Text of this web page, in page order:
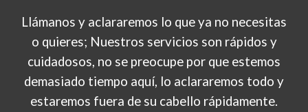
Llámanos y aclararemos lo que ya no necesitas
o quieres; Nuestros servicios son rápidos y
cuidadosos, no se preocupe por que estemos
demasiado tiempo aquí, lo aclararemos todo y
estaremos fuera de su cabello rápidamente.